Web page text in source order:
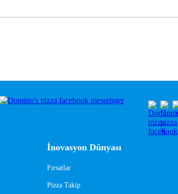
İnovasyon Dünyası
Fırsatlar
Pizza Takip